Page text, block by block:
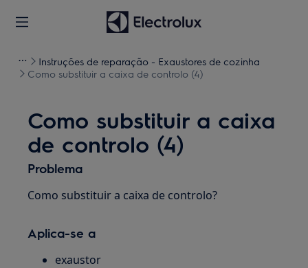
Instruções de reparação - Exaustores de cozinha
Como substituir a caixa de controlo (4)
Como substituir a caixa
de controlo (4)
Problema
Como substituir a caixa de controlo?
Aplica-se a
exaustor